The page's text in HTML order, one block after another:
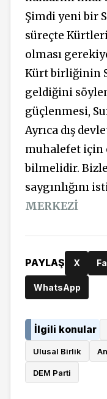
Şimdi yeni bir
süreçte
olması
Kürt birliğinin
geldiğini
güçlenmesi,
Ayrıca dış
muhalefet için
bilmelidir.
saygınlığını
MERKEZİ
PAYLAŞ X
WhatsApp
İlgili konular
Ulusal Birlik
DEM Parti